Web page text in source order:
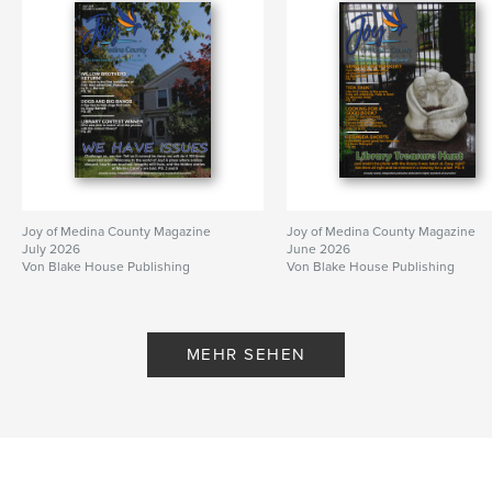
Joy of Medina County Magazine
July 2026
Von Blake House Publishing
Joy of Medina County Magazine
June 2026
Von Blake House Publishing
MEHR SEHEN